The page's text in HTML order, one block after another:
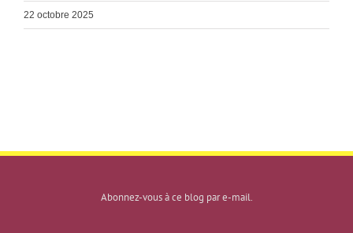
22 octobre 2025
Abonnez-vous à ce blog par e-mail.